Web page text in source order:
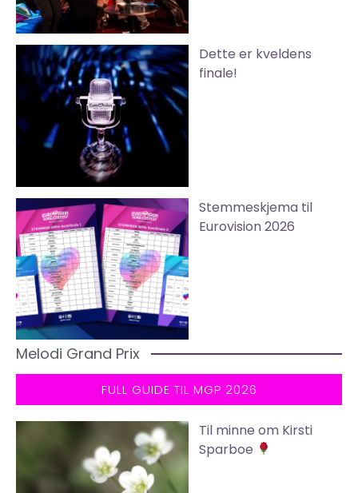
Dette er kveldens
finale!
Stemmeskjema til
Eurovision 2026
Melodi Grand Prix
FULL GUIDE TIL MGP 2026
Til minne om Kirsti
Sparboe